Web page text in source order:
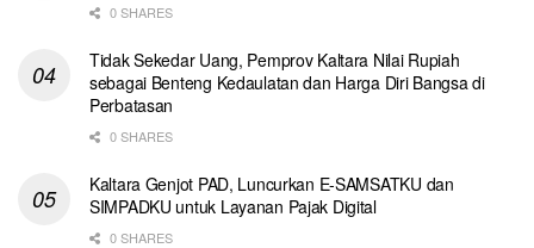
0 SHARES
Tidak Sekedar Uang, Pemprov Kaltara Nilai Rupiah
sebagai Benteng Kedaulatan dan Harga Diri Bangsa di
Perbatasan
0 SHARES
Kaltara Genjot PAD, Luncurkan E-SAMSATKU dan
SIMPADKU untuk Layanan Pajak Digital
0 SHARES